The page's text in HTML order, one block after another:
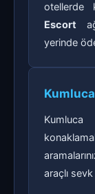
otellerde
Escort
yerinde
araçlı